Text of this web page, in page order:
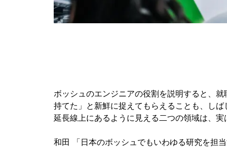
ボッシュのエンジニアの役割を説明すると、
持てた」と新鮮に捉えてもらえることも、し
延長線上にあるように見える二つの領域は、
和田 「日本のボッシュでもいわゆる研究を担